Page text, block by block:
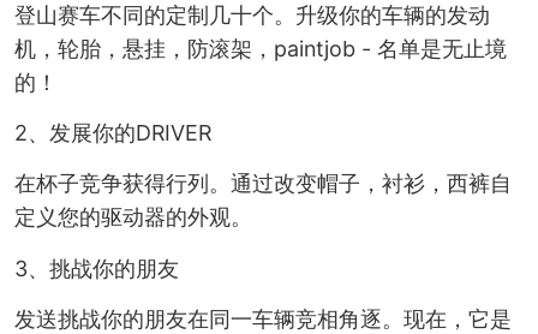
登山赛车不同的定制几十个。升级你的车辆的发动
机，轮胎，悬挂，防滚架，paintjob - 名单是无止境
的！
2、发展你的DRIVER
在杯子竞争获得行列。通过改变帽子，衬衫，西裤自
定义您的驱动器的外观。
3、挑战你的朋友
发送挑战你的朋友在同一车辆竞相角逐。现在，它是